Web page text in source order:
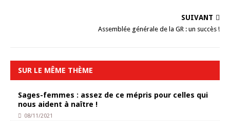
SUIVANT
Assemblée générale de la GR : un succès !
SUR LE MÊME THÈME
Sages-femmes : assez de ce mépris pour celles qui
nous aident à naître !
08/11/2021